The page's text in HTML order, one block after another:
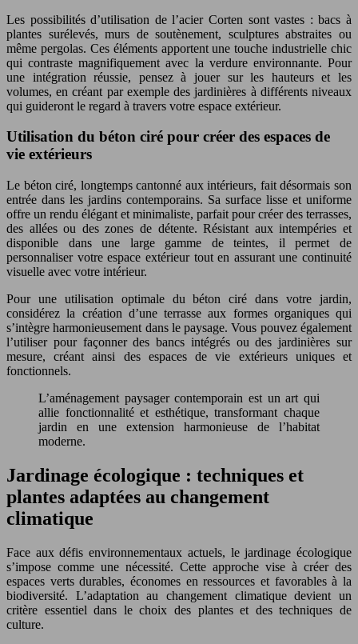
Les possibilités d’utilisation de l’acier Corten sont vastes : bacs à
plantes surélevés, murs de soutènement, sculptures abstraites ou
même pergolas. Ces éléments apportent une touche industrielle chic
qui contraste magnifiquement avec la verdure environnante. Pour
une intégration réussie, pensez à jouer sur les hauteurs et les
volumes, en créant par exemple des jardinières à différents niveaux
qui guideront le regard à travers votre espace extérieur.
Utilisation du béton ciré pour créer des espaces de
vie extérieurs
Le béton ciré, longtemps cantonné aux intérieurs, fait désormais son
entrée dans les jardins contemporains. Sa surface lisse et uniforme
offre un rendu élégant et minimaliste, parfait pour créer des terrasses,
des allées ou des zones de détente. Résistant aux intempéries et
disponible dans une large gamme de teintes, il permet de
personnaliser votre espace extérieur tout en assurant une continuité
visuelle avec votre intérieur.
Pour une utilisation optimale du béton ciré dans votre jardin,
considérez la création d’une terrasse aux formes organiques qui
s’intègre harmonieusement dans le paysage. Vous pouvez également
l’utiliser pour façonner des bancs intégrés ou des jardinières sur
mesure, créant ainsi des espaces de vie extérieurs uniques et
fonctionnels.
L’aménagement paysager contemporain est un art qui
allie fonctionnalité et esthétique, transformant chaque
jardin en une extension harmonieuse de l’habitat
moderne.
Jardinage écologique : techniques et
plantes adaptées au changement
climatique
Face aux défis environnementaux actuels, le jardinage écologique
s’impose comme une nécessité. Cette approche vise à créer des
espaces verts durables, économes en ressources et favorables à la
biodiversité. L’adaptation au changement climatique devient un
critère essentiel dans le choix des plantes et des techniques de
culture.